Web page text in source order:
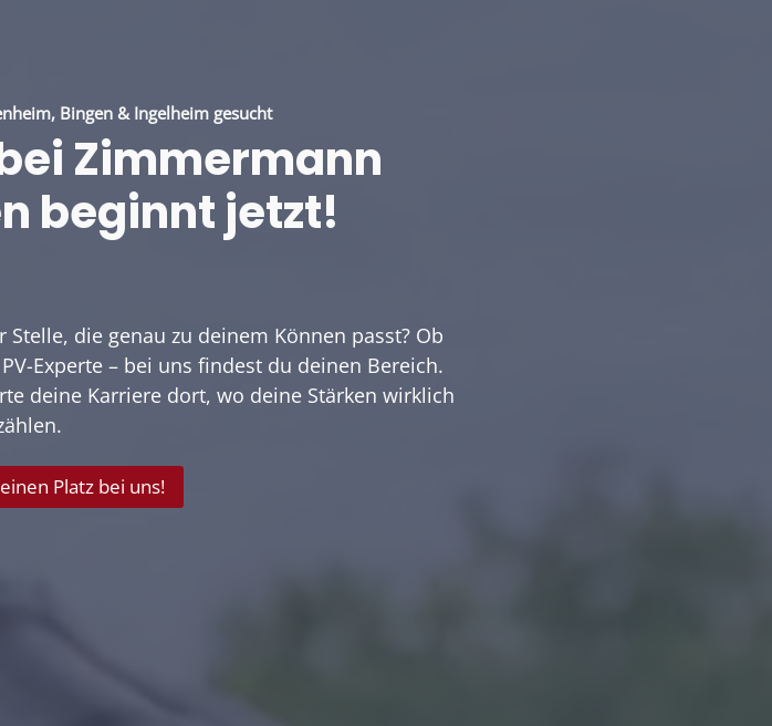
Bingen & Ingelheim gesucht
Zimmermann
beginnt jetzt!
die genau zu deinem Können passt? Ob
Experte – bei uns findest du deinen Bereich.
deine Karriere dort, wo deine Stärken wirklich
Platz bei uns!